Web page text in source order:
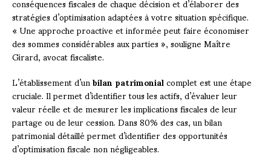
stratégies d’optimisation adaptées à votre situation spécifique.
« Une approche proactive et informée peut faire économiser
des sommes considérables aux parties », souligne Maître
Girard, avocat fiscaliste.
L’établissement d’unbilan patrimonialcomplet est une étape
cruciale. Il permet d’identifier tous les actifs, d’évaluer leur
valeur réelle et de mesurer les implications fiscales de leur
partage ou de leur cession. Dans 80% des cas, un bilan
patrimonial détaillé permet d’identifier des opportunités
d’optimisation fiscale non négligeables.